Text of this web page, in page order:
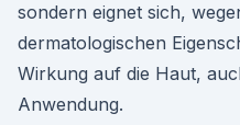
sondern eignet sich,
dermatologischen
Wirkung auf die Haut,
Anwendung.